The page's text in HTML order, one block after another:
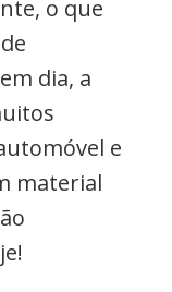
o que
dia, a
e
material